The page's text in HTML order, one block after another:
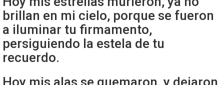
brillan en mi cielo, porque se fueron
a iluminar tu firmamento,
persiguiendo la estela de tu
recuerdo.